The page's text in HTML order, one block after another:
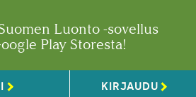
Luonto -sovellus
Play Storesta!
KIRJAUDU